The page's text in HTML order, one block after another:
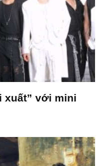
xuất” với mini